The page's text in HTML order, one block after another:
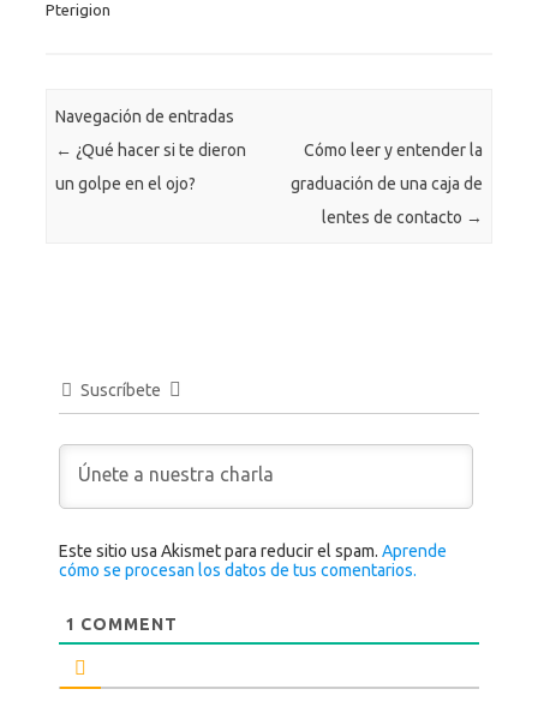
Pterigion
Navegación de entradas
← ¿Qué hacer si te dieron
un golpe en el ojo?
Cómo leer y entender la
graduación de una caja de
lentes de contacto →
Suscríbete
Este sitio usa Akismet para reducir el spam.Aprende
cómo se procesan los datos de tus comentarios.
1 COMMENT